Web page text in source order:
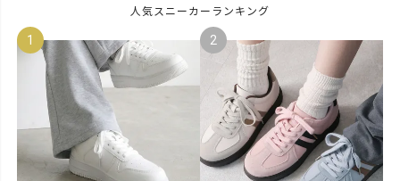
人気スニーカーランキング